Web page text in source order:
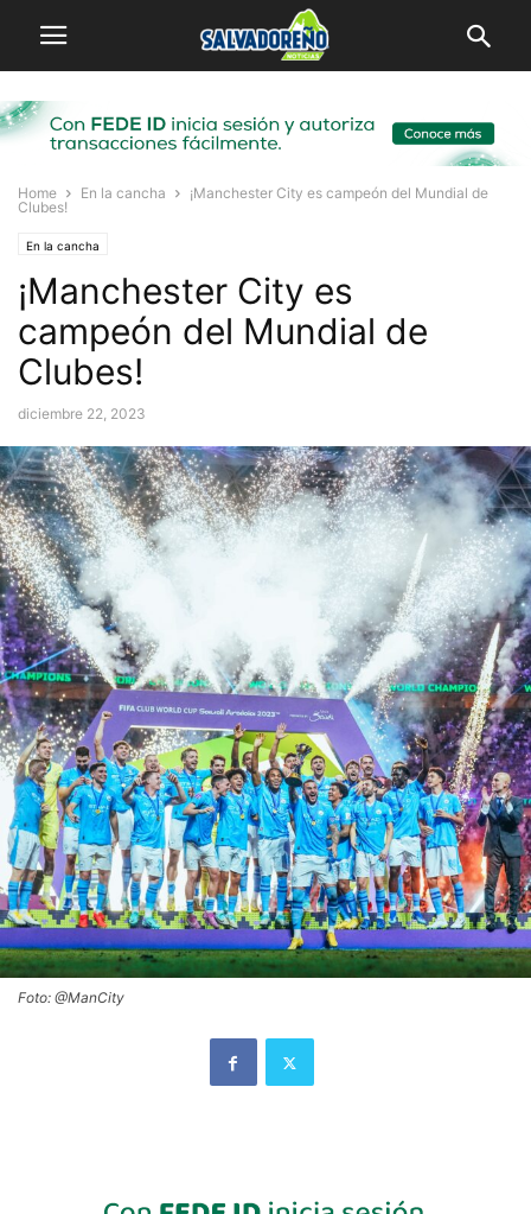
Home En la cancha
¡Manchester City es campeón del Mundial de
Clubes!
En la cancha
¡Manchester City es
campeón del Mundial de
Clubes!
diciembre 22, 2023
Foto: @ManCity